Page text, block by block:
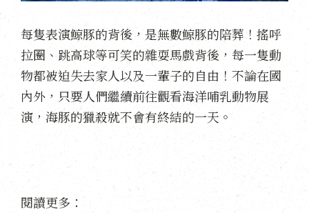
每隻表演鯨豚的背後，是無數鯨豚的陪葬！搖呼
拉圈、跳高球等可笑的雜耍馬戲背後，每一隻動
物都被迫失去家人以及一輩子的自由！不論在國
內外，只要人們繼續前往觀看海洋哺乳動物展
演，海豚的獵殺就不會有終結的一天。
閱讀更多：